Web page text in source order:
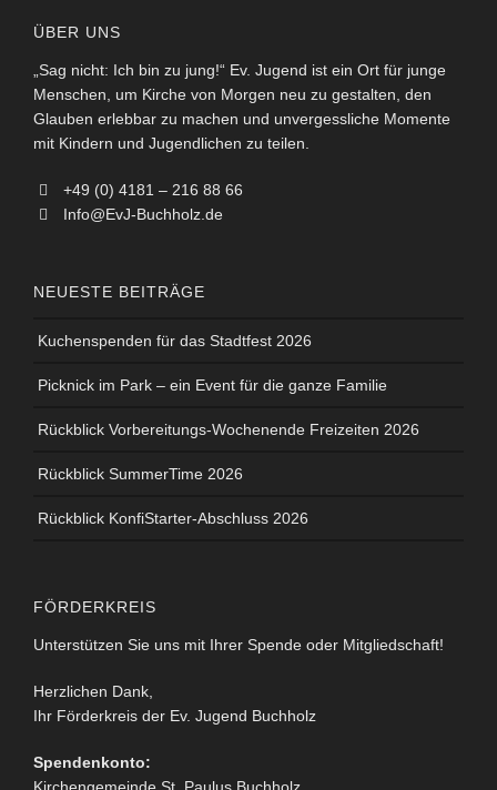
ÜBER UNS
„Sag nicht: Ich bin zu jung!“ Ev. Jugend ist ein Ort für junge
Menschen, um Kirche von Morgen neu zu gestalten, den
Glauben erlebbar zu machen und unvergessliche Momente
mit Kindern und Jugendlichen zu teilen.
+49 (0) 4181 – 216 88 66
Info@EvJ-Buchholz.de
NEUESTE BEITRÄGE
Kuchenspenden für das Stadtfest 2026
Picknick im Park – ein Event für die ganze Familie
Rückblick Vorbereitungs-Wochenende Freizeiten 2026
Rückblick SummerTime 2026
Rückblick KonfiStarter-Abschluss 2026
FÖRDERKREIS
Unterstützen Sie uns mit Ihrer Spende oder Mitgliedschaft!
Herzlichen Dank,
Ihr Förderkreis der Ev. Jugend Buchholz
Spendenkonto: